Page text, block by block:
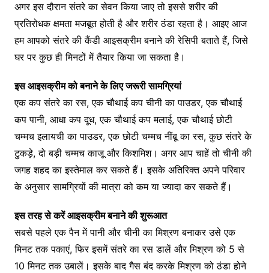
अगर इस दौरान संतरे का सेवन किया जाए तो इससे शरीर की
प्रतिरोधक क्षमता मजबूत होती है और शरीर ठंडा रहता है। आइए आज
हम आपको संतरे की कैंडी आइसक्रीम बनाने की रेसिपी बताते हैं, जिसे
घर पर कुछ ही मिनटों में तैयार किया जा सकता है।
इस आइसक्रीम को बनाने के लिए जरूरी सामग्रियां
एक कप संतरे का रस, एक चौथाई कप चीनी का पाउडर, एक चौथाई
कप पानी, आधा कप दूध, एक चौथाई कप मलाई, एक चौथाई छोटी
चम्मच इलायची का पाउडर, एक छोटी चम्मच नींबू का रस, कुछ संतरे के
टुकड़े, दो बड़ी चम्मच काजू और किशमिश। अगर आप चाहें तो चीनी की
जगह शहद का इस्तेमाल कर सकते हैं। इसके अतिरिक्त अपने परिवार
के अनुसार सामग्रियों की मात्रा को कम या ज्यादा कर सकते हैं।
इस तरह से करें आइसक्रीम बनाने की शुरूआत
सबसे पहले एक पैन में पानी और चीनी का मिश्रण बनाकर उसे एक
मिनट तक पकाएं, फिर इसमें संतरे का रस डालें और मिश्रण को 5 से
10 मिनट तक उबालें। इसके बाद गैस बंद करके मिश्रण को ठंडा होने